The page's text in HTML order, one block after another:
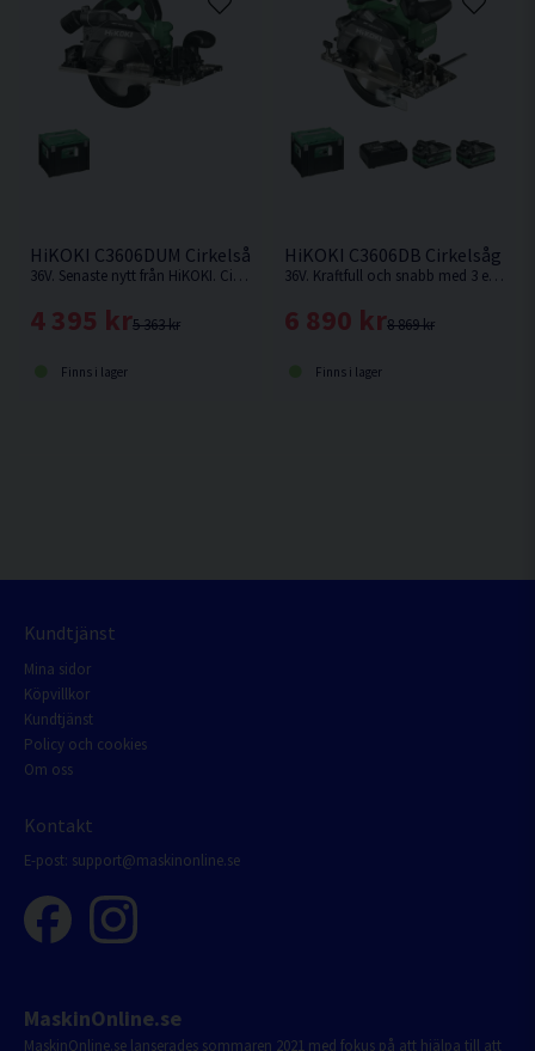
HiKOKI C3606DUM Cirkelsåg 165mm 36V
36V. Senaste nytt från HiKOKI. Cirkelsåg som kan fästas på skena. Levereras utan batteri och laddare.
5 363 kr
4 395 kr
Finns i lager
HiKOKI C3606DB Cirkelsåg
36V. Kraftfull och snabb med 3 effektlägen: Silent (låg ljudnivå), Medium (mjukt avslut med konstant varvtal) och High-mode (snabb kapning).
8 869 kr
6 890 kr
Finns i lager
Kundtjänst
Mina sidor
Köpvillkor
Kundtjänst
Policy och cookies
Om oss
Kontakt
E-post: support@maskinonline.se
MaskinOnline.se
MaskinOnline.se lanserades sommaren 2021 med fokus på att hjälpa till att